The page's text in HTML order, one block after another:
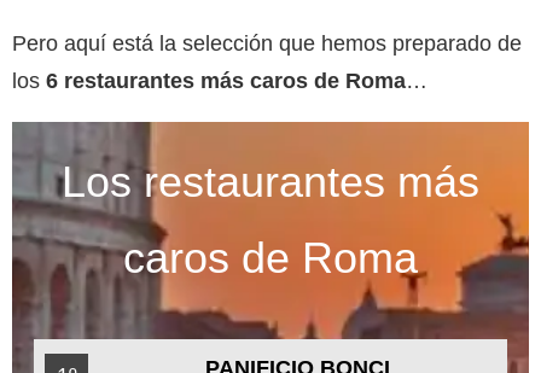
Pero aquí está la selección que hemos preparado de
los 6 restaurantes más caros de Roma…
Los restaurantes más
caros de Roma
PANIFICIO BONCI